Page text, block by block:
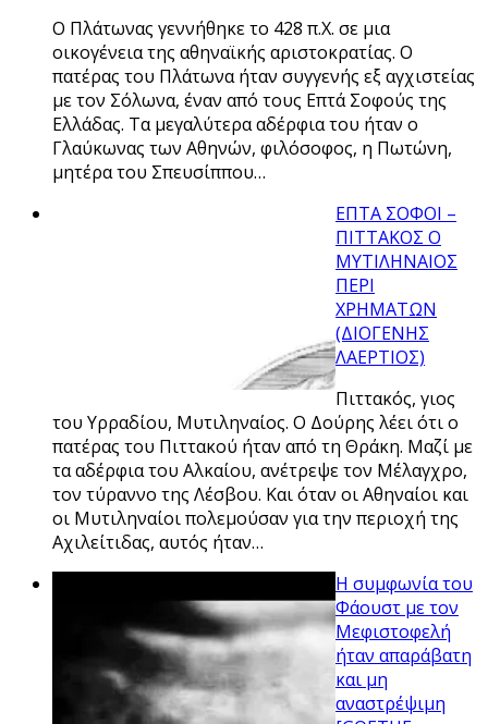
Ο Πλάτωνας γεννήθηκε το 428 π.Χ. σε μια
οικογένεια της αθηναϊκής αριστοκρατίας. Ο
πατέρας του Πλάτωνα ήταν συγγενής εξ αγχιστείας
με τον Σόλωνα, έναν από τους Επτά Σοφούς της
Ελλάδας. Τα μεγαλύτερα αδέρφια του ήταν ο
Γλαύκωνας των Αθηνών, φιλόσοφος, η Πωτώνη,
μητέρα του Σπευσίππου…
ΕΠΤΑ ΣΟΦΟΙ –
ΠΙΤΤΑΚΟΣ Ο
ΜΥΤΙΛΗΝΑΙΟΣ
ΠΕΡΙ
ΧΡΗΜΑΤΩΝ
(ΔΙΟΓΕΝΗΣ
ΛΑΕΡΤΙΟΣ)
Πιττακός, γιος
του Υρραδίου, Μυτιληναίος. Ο Δούρης λέει ότι ο
πατέρας του Πιττακού ήταν από τη Θράκη. Μαζί με
τα αδέρφια του Αλκαίου, ανέτρεψε τον Μέλαγχρο,
τον τύραννο της Λέσβου. Και όταν οι Αθηναίοι και
οι Μυτιληναίοι πολεμούσαν για την περιοχή της
Αχιλείτιδας, αυτός ήταν…
Η συμφωνία του
Φάουστ με τον
Μεφιστοφελή
ήταν απαράβατη
και μη
αναστρέψιμη